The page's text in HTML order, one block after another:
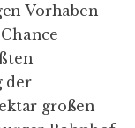
Vorhaben
der
großen